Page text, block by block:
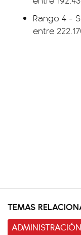
Rango 4 -
entre
TEMAS